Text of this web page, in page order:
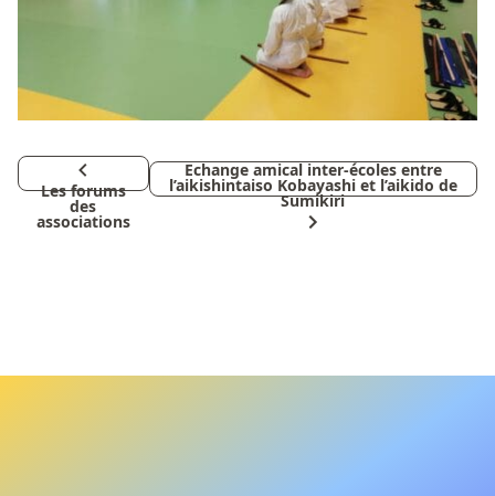
Les forums
des
associations
Echange amical inter-écoles entre
l’aikishintaiso Kobayashi et l’aikido de
Sumikiri